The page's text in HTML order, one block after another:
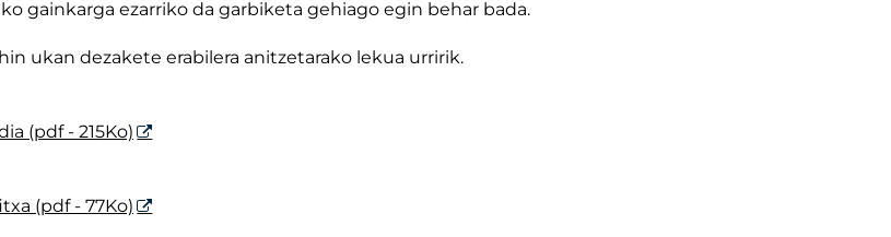
gainkarga ezarriko da garbiketa gehiago egin behar bada.
ukan dezakete erabilera anitzetarako lekua urririk.
(pdf - 215Ko)
(pdf - 77Ko)